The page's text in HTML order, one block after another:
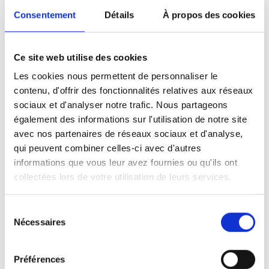
Consentement Détails À propos des cookies
Ce site web utilise des cookies
Les cookies nous permettent de personnaliser le
contenu, d'offrir des fonctionnalités relatives aux réseaux
sociaux et d'analyser notre trafic. Nous partageons
également des informations sur l'utilisation de notre site
avec nos partenaires de réseaux sociaux et d'analyse,
qui peuvent combiner celles-ci avec d'autres
informations que vous leur avez fournies ou qu'ils ont
collectées lors de votre utilisation de leurs services.
Nécessaires
Préférences
Dispute Resolution, en abrégé procédure
ADR) via le Centre belge d'arbitrage et
de médiation CEPANI
laprocédure basée sur la loirelative à
l'enregistrement abusif des noms de
domaine, 26 juin 2003 (maintenant article
XII.22 du Code de droit économique
(CDE)
Procédures disponibles pour les noms
de domaine .vlaanderen ou .brussels
par l'enregistrement d'un nom de domaine
appel à un prestataire UDRP désigné par l'